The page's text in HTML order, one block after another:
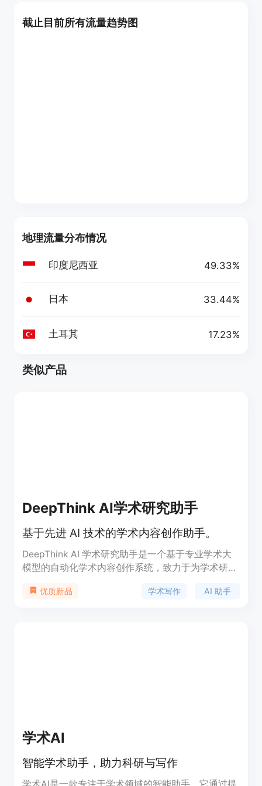
截止目前所有流量趋势图
地理流量分布情况
印度尼西亚 49.33%
日本 33.44%
土耳其 17.23%
类似产品
DeepThink AI学术研究助手
基于先进 AI 技术的学术内容创作助手。
DeepThink AI 学术研究助手是一个基于专业学术大
模型的自动化学术内容创作系统，致力于为学术研究
具备逻辑严谨、内容原创及端到端优化的特性，通过
优质新品 学术写作 AI 助手
学术AI
智能学术助手，助力科研与写作